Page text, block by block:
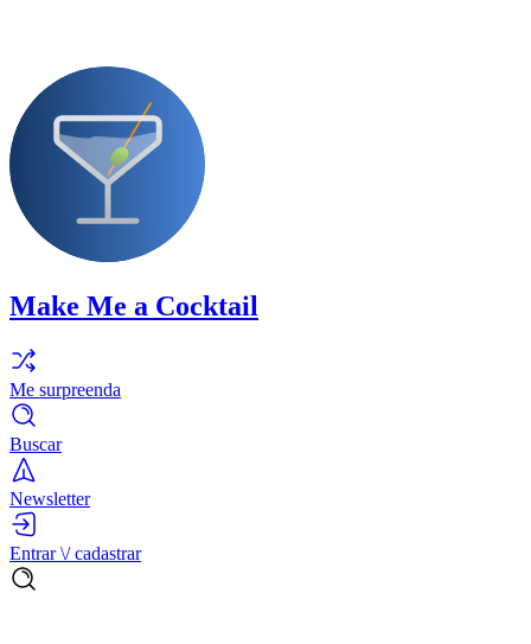
Make Me a Cocktail
Me surpreenda
Buscar
Newsletter
Entrar \/ cadastrar